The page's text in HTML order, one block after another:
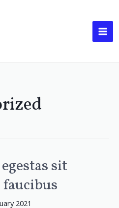
sit
2021